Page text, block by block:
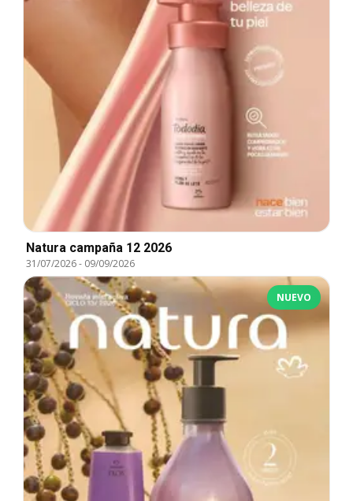
Natura campaña 12 2026
31/07/2026- 09/09/2026
NUEVO